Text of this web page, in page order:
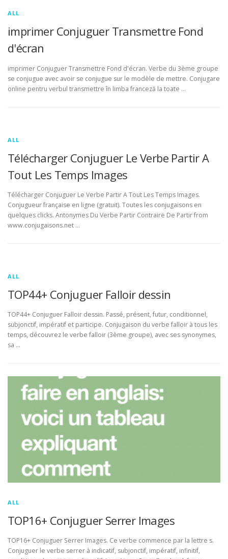
ALL
imprimer Conjuguer Transmettre Fond
d'écran
imprimer Conjuguer Transmettre Fond d'écran. Verbe du 3ème groupe
se conjugue avec avoir se conjugue sur le modèle de mettre. Conjugare
online pentru verbul transmettre în limba franceză la toate …
ALL
Télécharger Conjuguer Le Verbe Partir A
Tout Les Temps Images
Télécharger Conjuguer Le Verbe Partir A Tout Les Temps Images.
Conjugueur française en ligne (gratuit). Toutes les conjugaisons en
quelques clicks. Antonymes Du Verbe Partir Contraire De Partir from
www.conjugaisons.net …
ALL
TOP44+ Conjuguer Falloir dessin
TOP44+ Conjuguer Falloir dessin. Passé, présent, futur, conditionnel,
subjonctif, impératif et participe. Conjugaison du verbe falloir à tous les
temps, découvrez le verbe falloir (3ème groupe), avec ses synonymes,
sa …
ALL
TOP16+ Conjuguer Serrer Images
TOP16+ Conjuguer Serrer Images. Ce verbe commence par la lettre s.
Conjuguer le verbe serrer à indicatif, subjonctif, impératif, infinitif,